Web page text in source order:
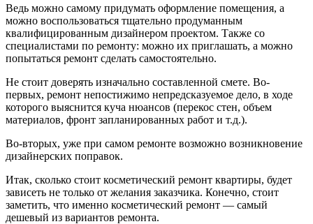
Ведь можно самому придумать оформление помещения, а
можно воспользоваться тщательно продуманным
квалифицированным дизайнером проектом. Также со
специалистами по ремонту: можно их приглашать, а можно
попытаться ремонт сделать самостоятельно.
Не стоит доверять изначально составленной смете. Во-
первых, ремонт непостижимо непредсказуемое дело, в ходе
которого выяснится куча нюансов (перекос стен, объем
материалов, фронт запланированных работ и т.д.).
Во-вторых, уже при самом ремонте возможно возникновение
дизайнерских поправок.
Итак, сколько стоит косметический ремонт квартиры, будет
зависеть не только от желания заказчика. Конечно, стоит
заметить, что именно косметический ремонт — самый
дешевый из вариантов ремонта.